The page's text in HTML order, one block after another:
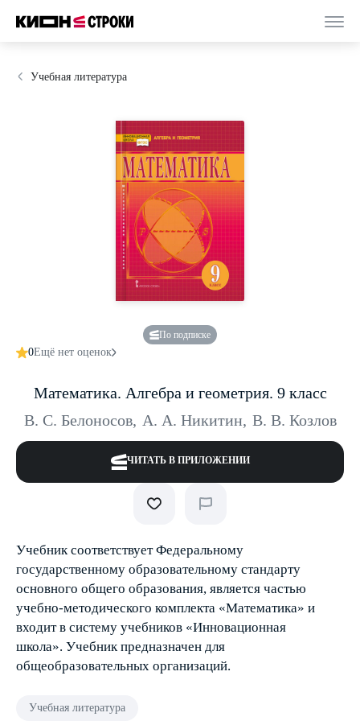
Учебная литература
По подписке
0Ещё нет оценок
Математика. Алгебра и геометрия. 9 класс
В. С. Белоносов, А. А. Никитин, В. В. Козлов
ЧИТАТЬ В ПРИЛОЖЕНИИ
Учебник соответствует Федеральному
государственному образовательному стандарту
основного общего образования, является частью
учебно-методического комплекта «Математика» и
входит в систему учебников «Инновационная
школа». Учебник предназначен для
общеобразовательных организаций.
Учебная литература